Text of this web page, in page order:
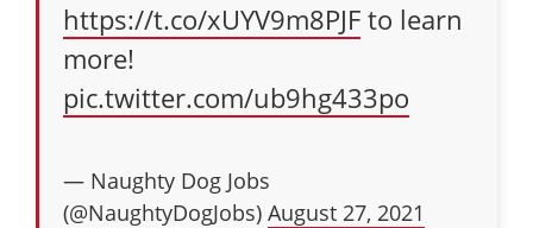
https://t.co/xUYV9m8PJF to learn
more!
pic.twitter.com/ub9hg433po
— Naughty Dog Jobs
(@NaughtyDogJobs) August 27, 2021